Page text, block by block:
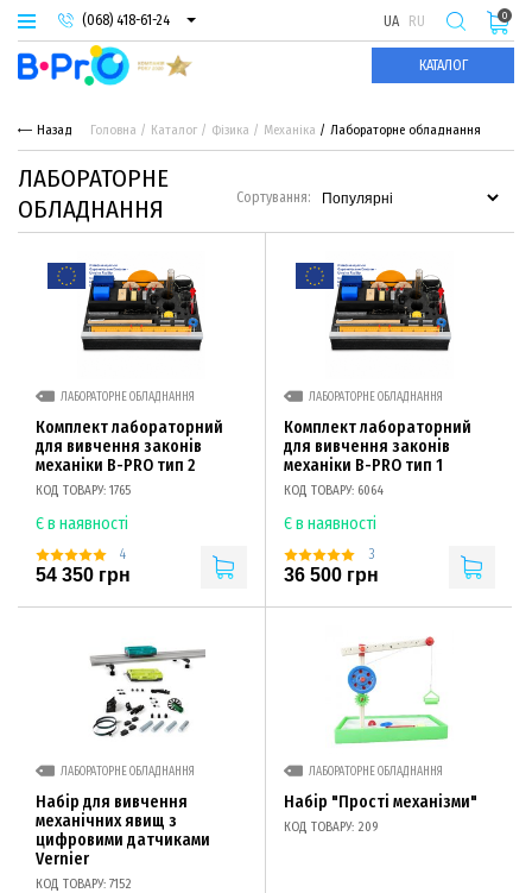
(068) 418-61-24
(093) 974-66-94
(095) 987-29-55
UA RU
КАТАЛОГ
0
Назад Головна Каталог Фізика Механіка Лабораторне обладнання
ЛАБОРАТОРНЕ
ОБЛАДНАННЯ
Сортування:
ЛАБОРАТОРНЕ ОБЛАДНАННЯ
Комплект лабораторний
для вивчення законів
механіки B-PRO тип 2
КОД ТОВАРУ: 1765
Є в наявності
4
54 350 грн
ЛАБОРАТОРНЕ ОБЛАДНАННЯ
Комплект лабораторний
для вивчення законів
механіки B-PRO тип 1
КОД ТОВАРУ: 6064
Є в наявності
3
36 500 грн
ЛАБОРАТОРНЕ ОБЛАДНАННЯ
Набір для вивчення
механічних явищ з
цифровими датчиками
Vernier
КОД ТОВАРУ: 7152
ЛАБОРАТОРНЕ ОБЛАДНАННЯ
Набір "Прості механізми"
КОД ТОВАРУ: 209